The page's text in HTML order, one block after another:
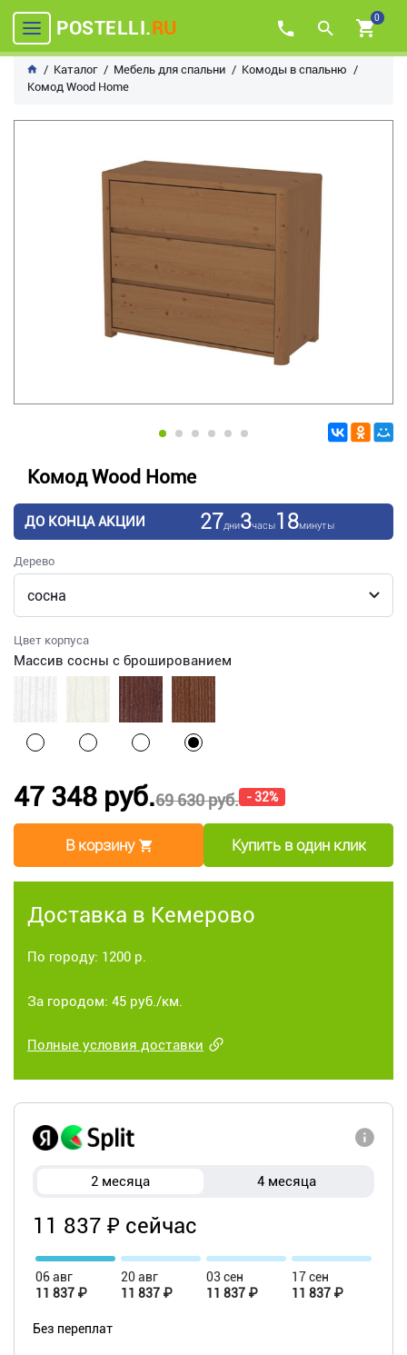
POSTELLI.RU 0
Каталог Мебель для спальни
Комоды в спальню
Комод Wood Home
Комод Wood Home
ДО КОНЦА АКЦИИ 27дни3часы18минуты
Дерево
Цвет корпуса
Массив сосны с брошированием
69 630 руб. - 32%
47 348 руб.
В корзину Купить в один клик
Доставка в Кемерово
По городу: 1200 р.
За городом: 45 руб./км.
Полные условия доставки
2 месяца 4 месяца
11 837 ₽ сейчас
06 авг
11 837 ₽
20 авг
11 837 ₽
03 сен
11 837 ₽
17 сен
11 837 ₽
Без переплат